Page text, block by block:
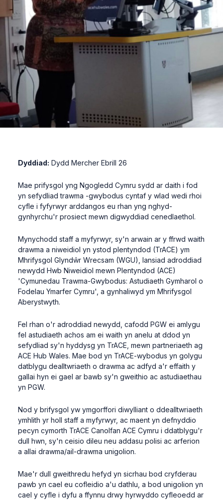
Dyddiad: Dydd Mercher Ebrill 26
Mae prifysgol yng Ngogledd Cymru sydd ar daith i fod
yn sefydliad trawma -gwybodus cyntaf y wlad wedi rhoi
cyfle i fyfyrwyr arddangos eu rhan yng nghyd-
gynhyrchu'r prosiect mewn digwyddiad cenedlaethol.
Mynychodd staff a myfyrwyr, sy'n arwain ar y ffrwd waith
drawma a niweidiol yn ystod plentyndod (TrACE) ym
Mhrifysgol Glyndŵr Wrecsam (WGU), lansiad adroddiad
newydd Hwb Niweidiol mewn Plentyndod (ACE)
'Cymunedau Trawma-Gwybodus: Astudiaeth Gymharol o
Fodelau Ymarfer Cymru', a gynhaliwyd ym Mhrifysgol
Aberystwyth.
Fel rhan o'r adroddiad newydd, cafodd PGW ei amlygu
fel astudiaeth achos am ei waith yn anelu at ddod yn
sefydliad sy'n hyddysg yn TrACE, mewn partneriaeth ag
ACE Hub Wales. Mae bod yn TrACE-wybodus yn golygu
datblygu dealltwriaeth o drawma ac adfyd a'r effaith y
gallai hyn ei gael ar bawb sy'n gweithio ac astudiaethau
yn PGW.
Nod y brifysgol yw ymgorffori diwylliant o ddealltwriaeth
ymhlith yr holl staff a myfyrwyr, ac maent yn defnyddio
pecyn cymorth TrACE Canolfan ACE Cymru i ddatblygu'r
dull hwn, sy'n ceisio dileu neu addasu polisi ac arferion
a allai drawma/ail-drawma unigolion.
Mae'r dull gweithredu hefyd yn sicrhau bod cryfderau
pawb yn cael eu cofleidio a'u dathlu, a bod unigolion yn
cael y cyfle i dyfu a ffynnu drwy hyrwyddo cyfleoedd ar